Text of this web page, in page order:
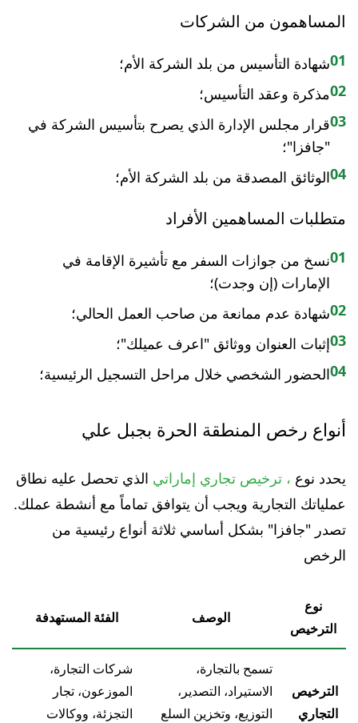
المساهمون من الشركات
01شهادة التأسيس من بلد الشركة الأم؛
02مذكرة وعقد التأسيس؛
03قرار مجلس الإدارة الذي يصرح بتأسيس الشركة في
"جافزا"؛
04الوثائق المصدقة من بلد الشركة الأم؛
متطلبات المساهمين الأفراد
01نسخ من جوازات السفر مع تأشيرة الإقامة في
الإمارات (إن وجدت)؛
02شهادة عدم ممانعة من صاحب العمل الحالي؛
03إثبات العنوان ووثائق "اعرف عميلك"؛
04الحضور الشخصي خلال مراحل التسجيل الرئيسية؛
أنواع رخص المنطقة الحرة بجبل علي
يحدد نوع ، ترخيص تجاري إماراتي الذي تحصل عليه نطاق
عملياتك التجارية ويجب أن يتوافق تماماً مع أنشطة عملك.
تصدر "جافزا" بشكل أساسي ثلاثة أنواع رئيسية من
الرخص
نوع
الترخيص
الوصف الفئة المستهدفة
الترخيص
التجاري
تسمح بالتجارة،
الاستيراد، التصدير،
التوزيع، وتخزين السلع
شركات التجارة،
الموزعون، تجار
التجزئة، ووكالات